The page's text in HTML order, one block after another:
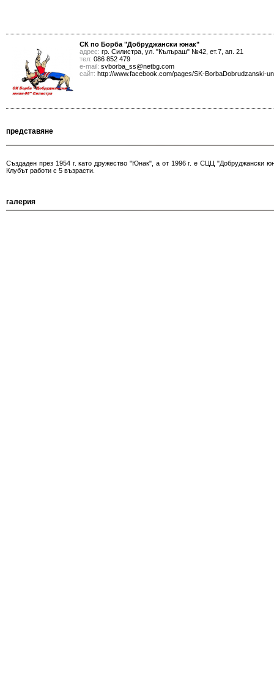
СК по Борба "Добруджански юнак"
адрес: гр. Силистра, ул. "Кълъраш" №42, ет.7, ап. 21
тел: 086 852 479
е-mail: svborba_ss@netbg.com
сайт: http://www.facebook.com/pages/SK-BorbaDobrudzanski-
представяне
Създаден през 1954 г. като дружество "Юнак", а от 1996 г. е СЦЦ "Добруджански
Клубът работи с 5 възрасти.
галерия